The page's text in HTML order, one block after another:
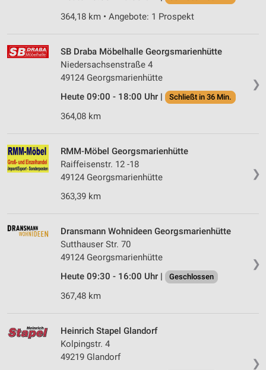
364,18 km • Angebote: 1 Prospekt
❯
SB Draba Möbelhalle Georgsmarienhütte
Niedersachsenstraße 4
49124 Georgsmarienhütte
Heute 09:00 - 18:00 Uhr |
Schließt in 36 Min.
364,08 km
❯
RMM-Möbel Georgsmarienhütte
Raiffeisenstr. 12 -18
49124 Georgsmarienhütte
363,39 km
❯
Dransmann Wohnideen Georgsmarienhütte
Sutthauser Str. 70
49124 Georgsmarienhütte
Heute 09:30 - 16:00 Uhr |
Geschlossen
367,48 km
❯
Heinrich Stapel Glandorf
Kolpingstr. 4
49219 Glandorf